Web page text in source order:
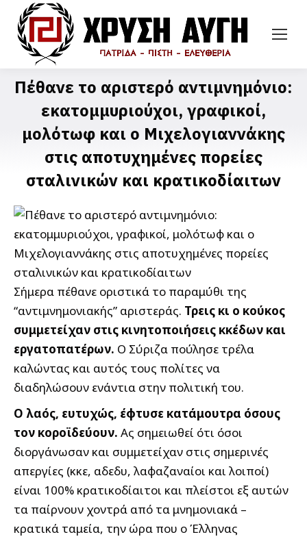
Πέθανε το αριστερό αντιμνημόνιο:
εκατομμυριούχοι, γραφικοί,
μολότωφ και ο Μιχελογιαννάκης
στις αποτυχημένες πορείες
σταλινικών και κρατικοδίαιτων
Σήμερα πέθανε οριστικά το παραμύθι της
“αντιμνημονιακής” αριστεράς. Τρεις κι ο κούκος
συμμετείχαν στις κινητοποιήσεις κκέδων και
εργατοπατέρων. Ο Σύριζα πούλησε τρέλα
καλώντας και αυτός τους πολίτες να
διαδηλώσουν ενάντια στην πολιτική του.
Ο λαός, ευτυχώς, έφτυσε κατάμουτρα όσους
τον κοροϊδεύουν. Ας σημειωθεί ότι όσοι
διοργάνωσαν και συμμετείχαν στις σημερινές
απεργίες (κκε, αδεδυ, λαφαζαναίοι και λοιποί)
είναι 100% κρατικοδίαιτοι και πλείστοι εξ αυτών
τα παίρνουν χοντρά από τα μνημονιακά –
κρατικά ταμεία, την ώρα που ο Έλληνας